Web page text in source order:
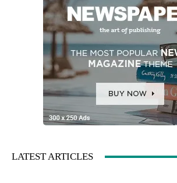
LATEST ARTICLES